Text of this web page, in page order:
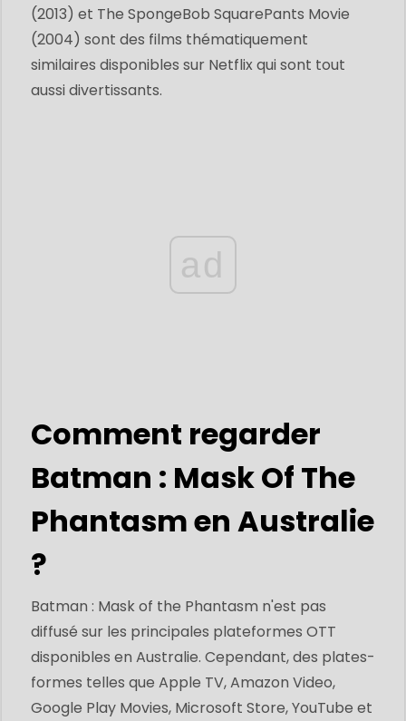
(2013) et The SpongeBob SquarePants Movie
(2004) sont des films thématiquement
similaires disponibles sur Netflix qui sont tout
aussi divertissants.
ad
Comment regarder
Batman : Mask Of The
Phantasm en Australie
?
Batman : Mask of the Phantasm n'est pas
diffusé sur les principales plateformes OTT
disponibles en Australie. Cependant, des plates-
formes telles que Apple TV, Amazon Video,
Google Play Movies, Microsoft Store, YouTube et